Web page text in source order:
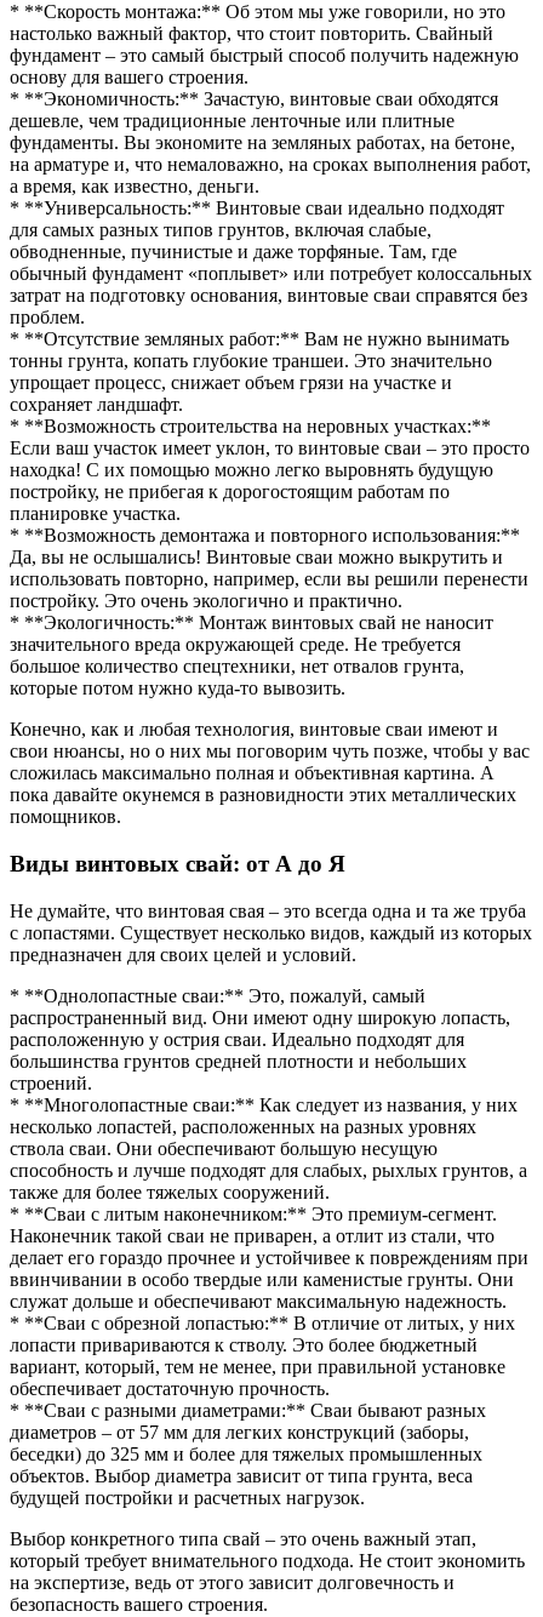
* **Скорость монтажа:** Об этом мы уже говорили, но это
настолько важный фактор, что стоит повторить. Свайный
фундамент – это самый быстрый способ получить надежную
основу для вашего строения.
* **Экономичность:** Зачастую, винтовые сваи обходятся
дешевле, чем традиционные ленточные или плитные
фундаменты. Вы экономите на земляных работах, на бетоне,
на арматуре и, что немаловажно, на сроках выполнения работ,
а время, как известно, деньги.
* **Универсальность:** Винтовые сваи идеально подходят
для самых разных типов грунтов, включая слабые,
обводненные, пучинистые и даже торфяные. Там, где
обычный фундамент «поплывет» или потребует колоссальных
затрат на подготовку основания, винтовые сваи справятся без
проблем.
* **Отсутствие земляных работ:** Вам не нужно вынимать
тонны грунта, копать глубокие траншеи. Это значительно
упрощает процесс, снижает объем грязи на участке и
сохраняет ландшафт.
* **Возможность строительства на неровных участках:**
Если ваш участок имеет уклон, то винтовые сваи – это просто
находка! С их помощью можно легко выровнять будущую
постройку, не прибегая к дорогостоящим работам по
планировке участка.
* **Возможность демонтажа и повторного использования:**
Да, вы не ослышались! Винтовые сваи можно выкрутить и
использовать повторно, например, если вы решили перенести
постройку. Это очень экологично и практично.
* **Экологичность:** Монтаж винтовых свай не наносит
значительного вреда окружающей среде. Не требуется
большое количество спецтехники, нет отвалов грунта,
которые потом нужно куда-то вывозить.
Конечно, как и любая технология, винтовые сваи имеют и
свои нюансы, но о них мы поговорим чуть позже, чтобы у вас
сложилась максимально полная и объективная картина. А
пока давайте окунемся в разновидности этих металлических
помощников.
Виды винтовых свай: от А до Я
Не думайте, что винтовая свая – это всегда одна и та же труба
с лопастями. Существует несколько видов, каждый из которых
предназначен для своих целей и условий.
* **Однолопастные сваи:** Это, пожалуй, самый
распространенный вид. Они имеют одну широкую лопасть,
расположенную у острия сваи. Идеально подходят для
большинства грунтов средней плотности и небольших
строений.
* **Многолопастные сваи:** Как следует из названия, у них
несколько лопастей, расположенных на разных уровнях
ствола сваи. Они обеспечивают большую несущую
способность и лучше подходят для слабых, рыхлых грунтов, а
также для более тяжелых сооружений.
* **Сваи с литым наконечником:** Это премиум-сегмент.
Наконечник такой сваи не приварен, а отлит из стали, что
делает его гораздо прочнее и устойчивее к повреждениям при
ввинчивании в особо твердые или каменистые грунты. Они
служат дольше и обеспечивают максимальную надежность.
* **Сваи с обрезной лопастью:** В отличие от литых, у них
лопасти привариваются к стволу. Это более бюджетный
вариант, который, тем не менее, при правильной установке
обеспечивает достаточную прочность.
* **Сваи с разными диаметрами:** Сваи бывают разных
диаметров – от 57 мм для легких конструкций (заборы,
беседки) до 325 мм и более для тяжелых промышленных
объектов. Выбор диаметра зависит от типа грунта, веса
будущей постройки и расчетных нагрузок.
Выбор конкретного типа свай – это очень важный этап,
который требует внимательного подхода. Не стоит экономить
на экспертизе, ведь от этого зависит долговечность и
безопасность вашего строения.